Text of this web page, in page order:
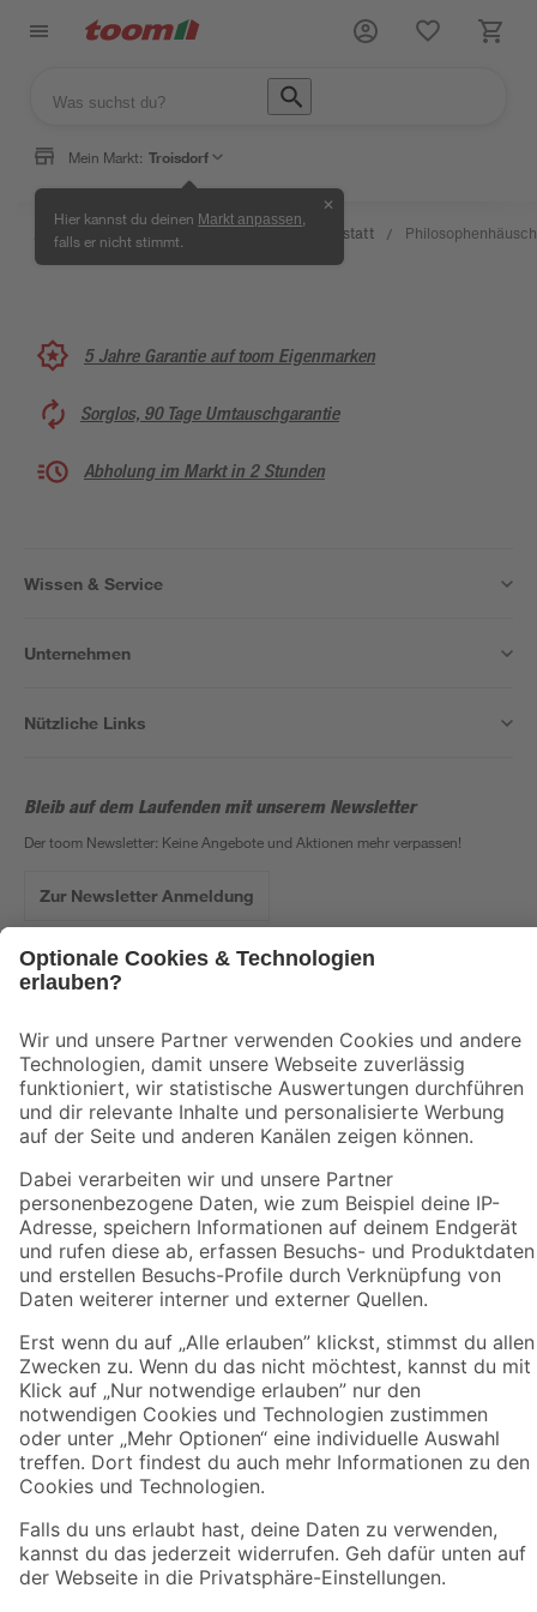
Mein Markt: Troisdorf
Hier kannst du deinen Markt anpassen
falls er nicht stimmt.
✕
Wissen
&
/
Selbermachen
& Ratgeber
Kreativwerkstatt /
5 Jahre Garantie auf toom Eigenmarken
Sorglos, 90 Tage Umtauschgarantie
Abholung im Markt in 2 Stunden
Wissen & Service
Unternehmen
Nützliche Links
Bleib auf dem Laufenden mit unserem Newsletter
Der toom Newsletter: Keine Angebote und Aktionen mehr verpassen!
Zur Newsletter Anmeldung
Folge uns
Zahlungsarten Versandarten
Sicher einkaufen
Jetzt die toom-App herunterladen
Alle Preisangaben in EUR inkl. gesetzl. MwSt.. Die dargestellten Angebote sind unter
sich auf den unter "Mein Markt" ausgewählten toom Baumarkt. Alle Angebote und
Produkte nur solange der Vorrat reicht.
*Paketversand ab 59 € versandkostenfrei, gilt nicht für Artikel mit Speditionsversand, hier
fallen zusätzliche Versandkosten an.